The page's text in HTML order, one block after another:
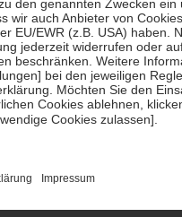
Jugendlichen bis zum
der Fahrkosten
zur Vorsorge und
werden
Schutzimpfungen
dass es sich um
hc/de/articles/